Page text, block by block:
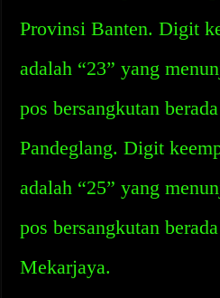
Provinsi Banten. Digit
adalah “23” yang
pos bersangkutan
Pandeglang. Digit
adalah “25” yang
pos bersangkutan
Mekarjaya.